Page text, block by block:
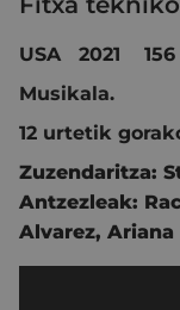
USA 2021 156
Musikala.
12 urtetik
Zuzendaritza:
Antzezleak:
Alvarez, Ariana